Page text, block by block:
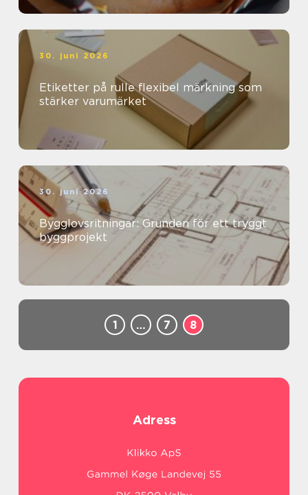
30. juni 2026
Etiketter på rulle flexibel märkning som
stärker varumärket
30. juni 2026
Bygglovsritningar: Grunden för ett tryggt
byggprojekt
1 … 7 8
Adress